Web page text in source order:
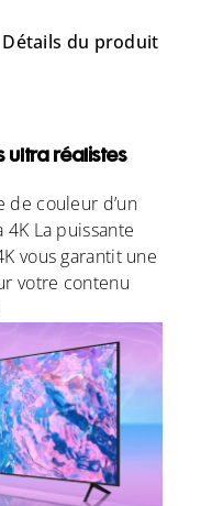
Détails du produit
ultra réalistes
de couleur d’un
La puissante
vous garantit une
votre contenu